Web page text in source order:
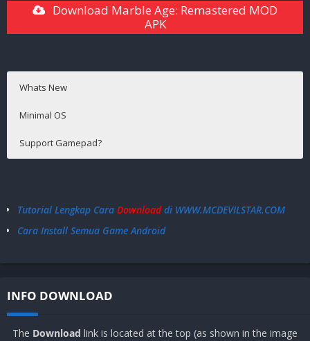
Download Marble Age: Remastered MOD
APK
Whats New
Minimal OS
Support Gamepad?
Tutorial Lengkap Cara Downloaddi WWW.MCDEVILSTAR.COM
Cara Install Semua Game Android
INFO DOWNLOAD
The Download link is located at the top (as shown in the image